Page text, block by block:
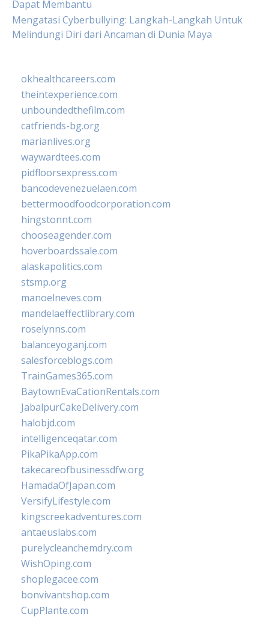
Dapat Membantu
Mengatasi Cyberbullying: Langkah-Langkah Untuk
Melindungi Diri dari Ancaman di Dunia Maya
okhealthcareers.com
theintexperience.com
unboundedthefilm.com
catfriends-bg.org
marianlives.org
waywardtees.com
pidfloorsexpress.com
bancodevenezuelaen.com
bettermoodfoodcorporation.com
hingstonnt.com
chooseagender.com
hoverboardssale.com
alaskapolitics.com
stsmp.org
manoelneves.com
mandelaeffectlibrary.com
roselynns.com
balanceyoganj.com
salesforceblogs.com
TrainGames365.com
BaytownEvaCationRentals.com
JabalpurCakeDelivery.com
halobjd.com
intelligenceqatar.com
PikaPikaApp.com
takecareofbusinessdfw.org
HamadaOfJapan.com
VersifyLifestyle.com
kingscreekadventures.com
antaeuslabs.com
purelycleanchemdry.com
WishOping.com
shoplegacee.com
bonvivantshop.com
CupPlante.com